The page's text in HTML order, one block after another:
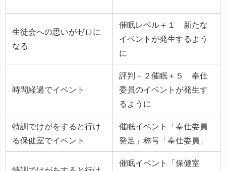
生徒会への思いがゼロに
なる
催眠レベル＋１ 新たな
イベントが発生するよう
に
時間経過でイベント
評判－２催眠＋５ 奉仕
委員のイベントが発生す
るように
特訓でけがをすると行け
る保健室でイベント
催眠イベント「奉仕委員
発足」称号「奉仕委員」
催眠イベント「保健室